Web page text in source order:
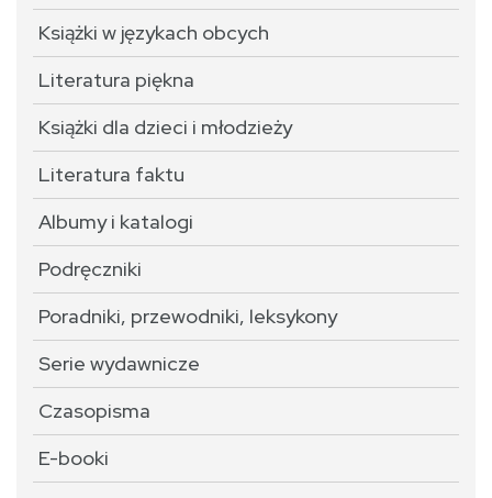
Książki w językach obcych
Literatura piękna
Książki dla dzieci i młodzieży
Literatura faktu
Albumy i katalogi
Podręczniki
Poradniki, przewodniki, leksykony
Serie wydawnicze
Czasopisma
E-booki